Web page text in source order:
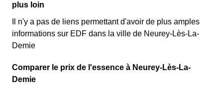
plus loin
Il n'y a pas de liens permettant d'avoir de plus amples
informations sur EDF dans la ville de Neurey-Lès-La-
Demie
Comparer le prix de l'essence à Neurey-Lès-La-
Demie